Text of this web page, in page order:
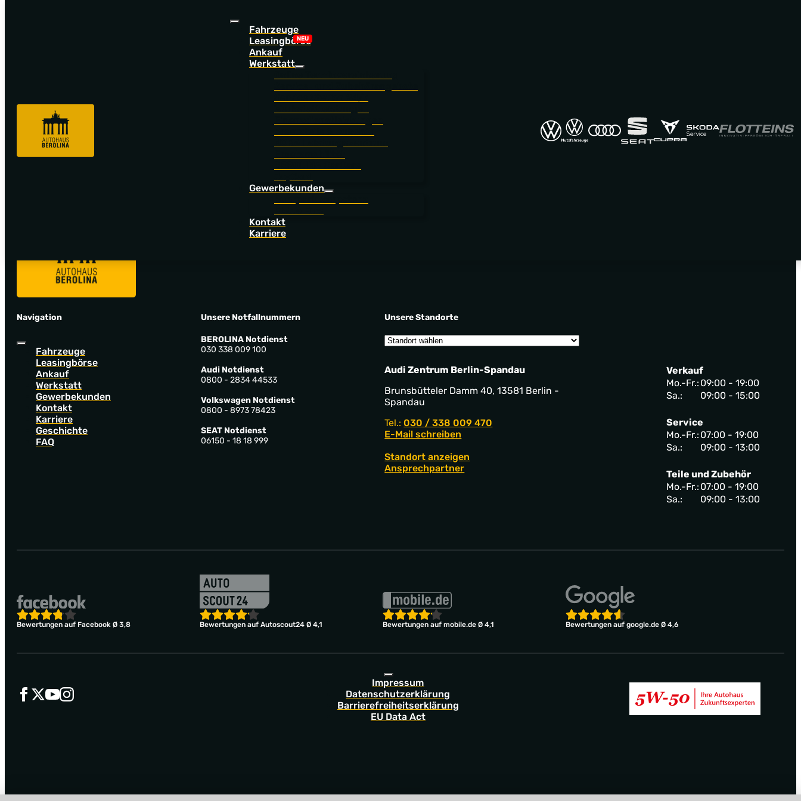
Fahrzeuge
Leasingbörse
Ankauf
Werkstatt
Gewerbekunden
Kontakt
Karriere
Go back to startpage to see our new offers.
Navigation
Fahrzeuge
Leasingbörse
Ankauf
Werkstatt
Gewerbekunden
Kontakt
Karriere
Geschichte
FAQ
Unsere Notfallnummern
BEROLINA Notdienst
030 338 009 100
Audi Notdienst
0800 - 2834 44533
Volkswagen Notdienst
0800 - 8973 78423
SEAT Notdienst
06150 - 18 18 999
Unsere Standorte
Audi Zentrum Berlin-Spandau
Brunsbütteler Damm 40, 13581 Berlin -
Spandau
Tel.: 030 / 338 009 470
E-Mail schreiben
Standort anzeigen
Ansprechpartner
Verkauf
Mo.-Fr.: 09:00 - 19:00
Sa.:
09:00 - 15:00
Service
Mo.-Fr.: 07:00 - 19:00
Sa.:
09:00 - 13:00
Teile und Zubehör
Mo.-Fr.: 07:00 - 19:00
Sa.:
09:00 - 13:00
Bewertungen auf Facebook Ø 3,8 Bewertungen auf Autoscout24 Ø 4,1 Bewertungen auf mobile.de Ø 4,1 Bewertungen auf google.de Ø 4,6
Impressum
Datenschutzerklärung
Barrierefreiheitserklärung
EU Data Act